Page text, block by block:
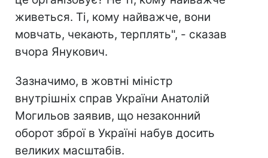
живеться. Ті, кому найважче, вони
мовчать, чекають, терплять", - сказав
вчора Янукович.
Зазначимо, в жовтні міністр
внутрішніх справ України Анатолій
Могильов заявив, що незаконний
оборот зброї в Україні набув досить
великих масштабів.